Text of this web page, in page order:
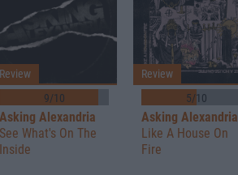
9/10
Review
Asking Alexandria
See What's On The
Inside
5/10
Review
Asking Alexandria
Like A House On
Fire